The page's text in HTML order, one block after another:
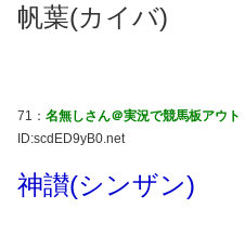
帆葉(カイバ)
71： 名無しさん＠実況で競馬板アウト
ID:scdED9yB0.net
神讃(シンザン)